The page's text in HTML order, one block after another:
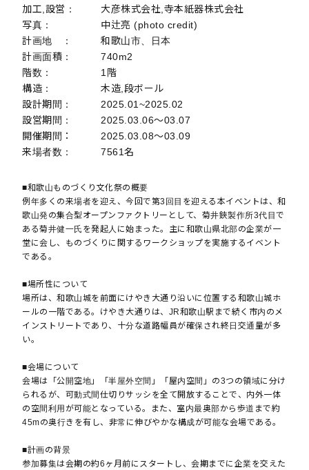
加工,設営：
大彦株式会社,寺本紙器株式会社
写真：
中辻亮 (photo credit)
計画地 ：
和歌山市、日本
計画面積：
740m2
階数：
1階
構造：
木造,段ボール
設計期間：
2025.01~2025.02
設営期間：
2025.03.06〜03.07
開催期間：
2025.03.08〜03.09
来場者数：
7561名
■和歌山ものづくり文化祭の概要
例年多くの来場者を迎え、今回で第3回目を迎える本イベントは、和
歌山発の集合型オープンファクトリーとして、菊井鋏製作所3代目で
ある菊井健一氏を発起人に始まった。主に和歌山県北部の企業が一
堂に会し、ものづくりに関するワークショップを実施するイベント
である。
■場所性について
場所は、和歌山城を前面にけやき大通り沿いに位置する和歌山城ホ
ールの一階である。けやき大通りは、JR和歌山駅まで続く市内のメ
インストリートであり、十分な道路幅員が確保され終日交通量が多
い。
■会場について
会場は「公開空地」「半屋外空間」「屋内空間」の3つの領域に分け
られるが、可動式間仕切りサッシを全て開放することで、内外一体
の空間利用が可能となっている。また、室内最奥部から歩道まで約
45mの奥行きを有し、非常に伸びやかな構成が可能な会場である。
■計画の背景
参加募集は会期の約6ヶ月前にスタートし、会期までに企業を交えた